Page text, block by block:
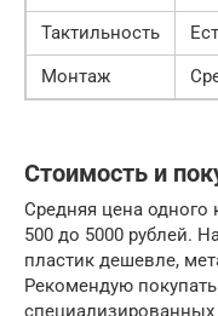
Тактильность
Монтаж
Стоимость и
Средняя цена одного
500 до 5000 рублей.
пластик дешевле,
Рекомендую
специализированных